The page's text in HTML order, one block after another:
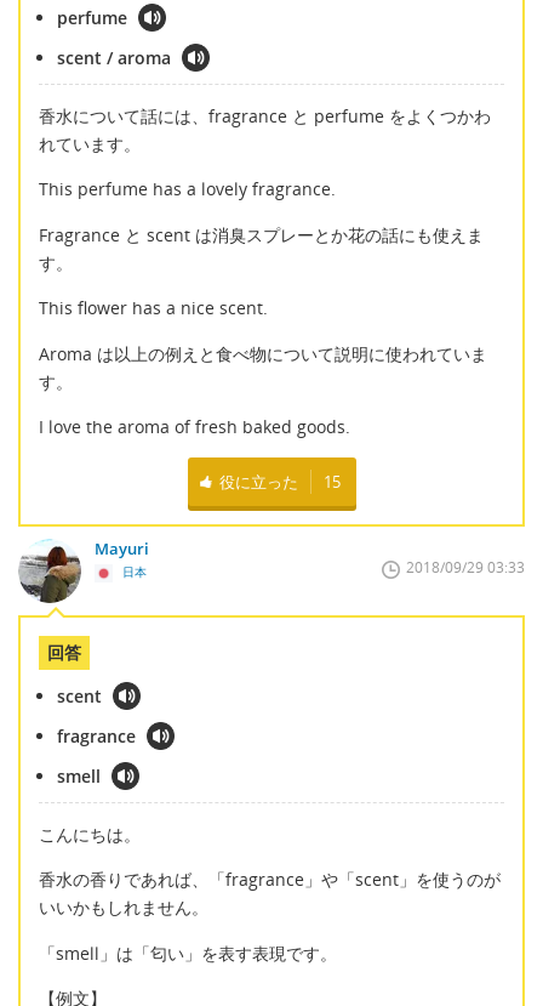
perfume
scent / aroma
香水について話には、fragrance と perfume をよくつかわ
れています。
This perfume has a lovely fragrance.
Fragrance と scent は消臭スプレーとか花の話にも使えま
す。
This flower has a nice scent.
Aroma は以上の例えと食べ物について説明に使われていま
す。
I love the aroma of fresh baked goods.
役に立った 15
Mayuri
日本 2018/09/29 03:33
回答
scent
fragrance
smell
こんにちは。
香水の香りであれば、「fragrance」や「scent」を使うのが
いいかもしれません。
「smell」は「匂い」を表す表現です。
【例文】